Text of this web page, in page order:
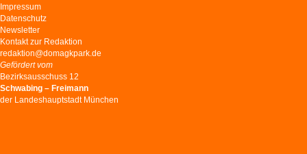
Navigation
überspringen
Impressum
Datenschutz
Newsletter
Kontakt zur Redaktion
redaktion@domagkpark.de
Gefördert vom
Bezirksausschuss 12
Schwabing – Freimann
der Landeshauptstadt München